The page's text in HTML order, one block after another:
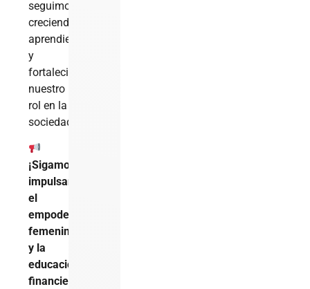
seguimos
creciendo,
aprendiendo
y
fortaleciendo
nuestro
rol en la
sociedad.
¡Sigamos
impulsando
el
empoderamiento
femenino
y la
educación
financiera!